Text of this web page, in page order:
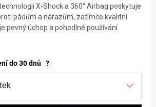
X-Shock a 360° Airbag poskytuje
pádům a nárazům, zatímco kvalitní
pevný úchop a pohodlné používání.
do 30 dnů ?